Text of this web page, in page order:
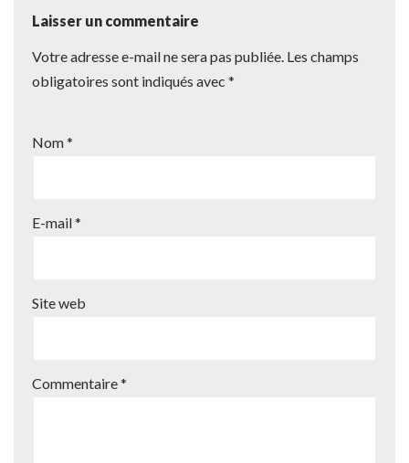
Laisser un commentaire
Votre adresse e-mail ne sera pas publiée. Les champs
obligatoires sont indiqués avec *
Nom*
E-mail*
Site web
Commentaire*